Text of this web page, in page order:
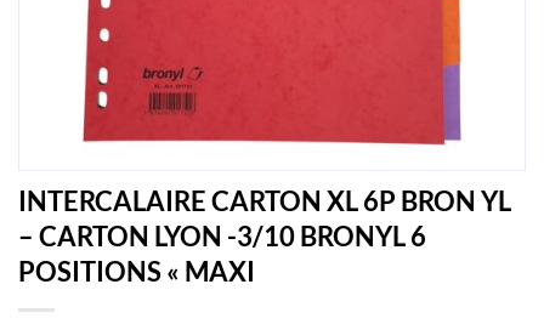
INTERCALAIRE CARTON XL 6P BRON YL
– CARTON LYON -3/10 BRONYL 6
POSITIONS « MAXI